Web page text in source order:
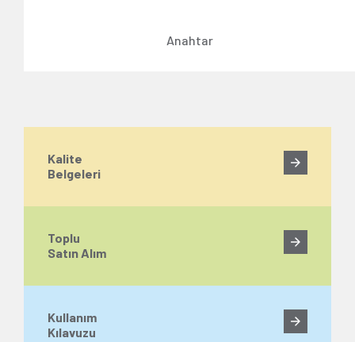
Anahtar
Kalite
Belgeleri
Toplu
Satın Alım
Kullanım
Kılavuzu